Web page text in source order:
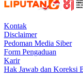
Kontak
Disclaimer
Pedoman Media Siber
Form Pengaduan
Karir
Hak Jawab dan Koreksi